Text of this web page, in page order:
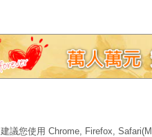
建議您使用 Chrome, Firefox,